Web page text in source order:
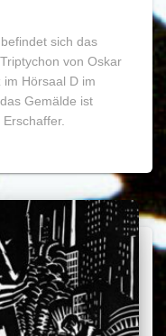
sich das
von Oskar
Hörsaal D im
Gemälde ist